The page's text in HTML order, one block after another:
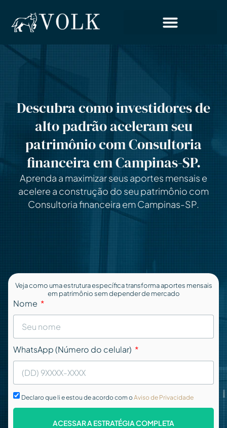
Descubra como investidores de
alto padrão aceleram seu
patrimônio com Consultoria
financeira em Campinas-SP.
Aprenda a maximizar seus aportes mensais e
acelere a construção do seu patrimônio com
Consultoria financeira em Campinas-SP.
Veja como uma estrutura específica transforma aportes mensais
em patrimônio sem depender de mercado
Nome
WhatsApp (Número do celular)
Declaro que li e estou de acordo com oAviso de Privacidade
ACESSAR A ESTRATÉGIA COMPLETA